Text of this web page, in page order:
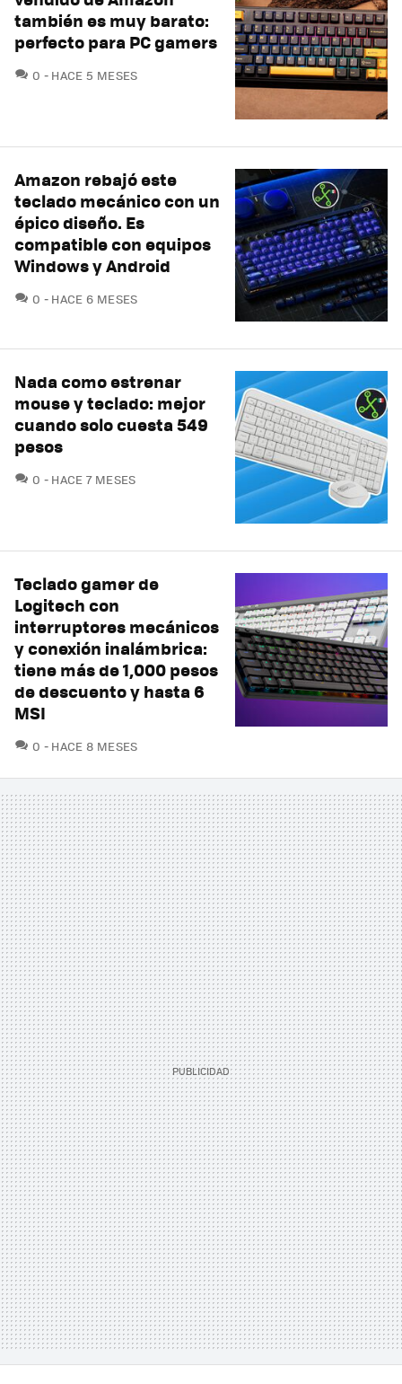
también es muy barato:
perfecto para PC gamers
0 COMENTARIOS
HACE 5 MESES
Amazon rebajó este
teclado mecánico con un
épico diseño. Es
compatible con equipos
Windows y Android
0 COMENTARIOS
HACE 6 MESES
Nada como estrenar
mouse y teclado: mejor
cuando solo cuesta 549
pesos
0 COMENTARIOS
HACE 7 MESES
Teclado gamer de
Logitech con
interruptores mecánicos
y conexión inalámbrica:
tiene más de 1,000 pesos
de descuento y hasta 6
MSI
0 COMENTARIOS
HACE 8 MESES